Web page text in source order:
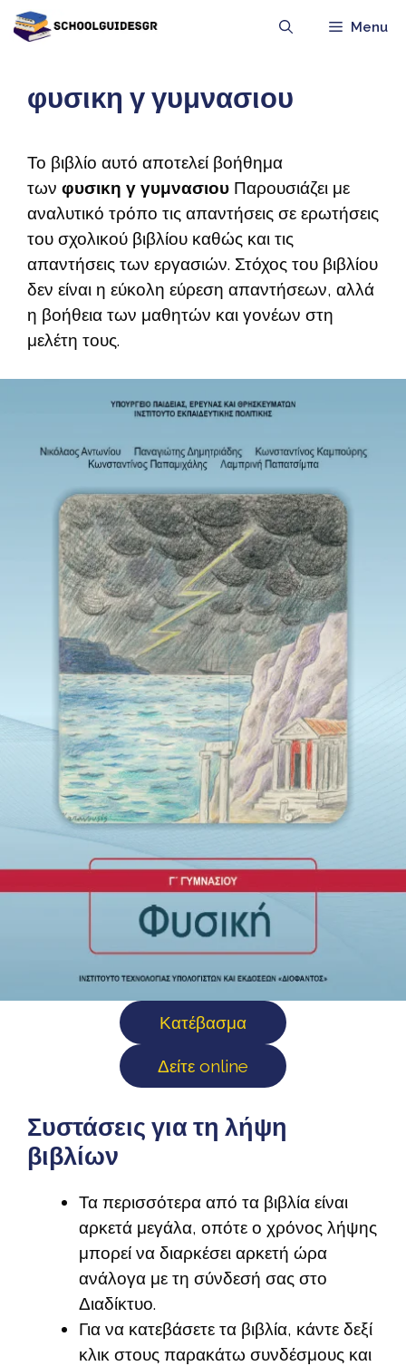
Μετάβαση
σε
Menu
φυσικη γ γυμνασιου
Το βιβλίο αυτό αποτελεί βοήθημα
των φυσικη γ γυμνασιου Παρουσιάζει με
αναλυτικό τρόπο τις απαντήσεις σε ερωτήσεις
του σχολικού βιβλίου καθώς και τις
απαντήσεις των εργασιών. Στόχος του βιβλίου
δεν είναι η εύκολη εύρεση απαντήσεων, αλλά
η βοήθεια των μαθητών και γονέων στη
μελέτη τους.
Κατέβασμα
Δείτε online
Συστάσεις για τη λήψη
βιβλίων
Τα περισσότερα από τα βιβλία είναι
αρκετά μεγάλα, οπότε ο χρόνος λήψης
μπορεί να διαρκέσει αρκετή ώρα
ανάλογα με τη σύνδεσή σας στο
Διαδίκτυο.
Για να κατεβάσετε τα βιβλία, κάντε δεξί
κλικ στους παρακάτω συνδέσμους και